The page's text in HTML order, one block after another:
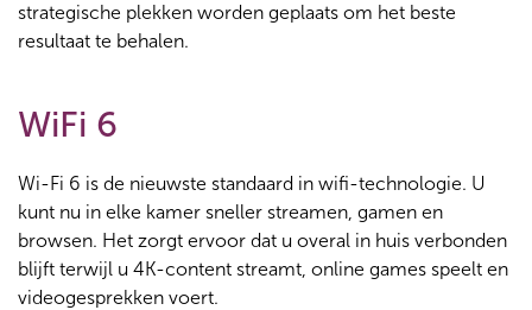
strategische plekken worden geplaats om het beste
resultaat te behalen.
WiFi 6
Wi-Fi 6 is de nieuwste standaard in wifi-technologie. U
kunt nu in elke kamer sneller streamen, gamen en
browsen. Het zorgt ervoor dat u overal in huis verbonden
blijft terwijl u 4K-content streamt, online games speelt en
videogesprekken voert.